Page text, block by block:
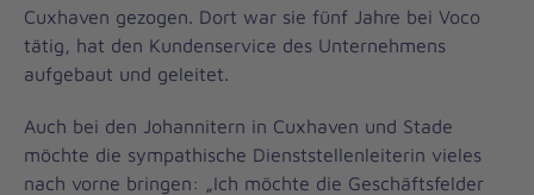
Cuxhaven gezogen. Dort war sie fünf Jahre bei Voco
tätig, hat den Kundenservice des Unternehmens
aufgebaut und geleitet.
Auch bei den Johannitern in Cuxhaven und Stade
möchte die sympathische Dienststellenleiterin vieles
nach vorne bringen: „Ich möchte die Geschäftsfelder